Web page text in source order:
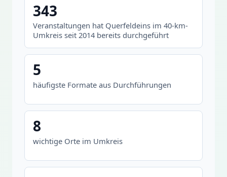
343
Veranstaltungen hat Querfeldeins im 40-km-
Umkreis seit 2014 bereits durchgeführt
5
häufigste Formate aus Durchführungen
8
wichtige Orte im Umkreis